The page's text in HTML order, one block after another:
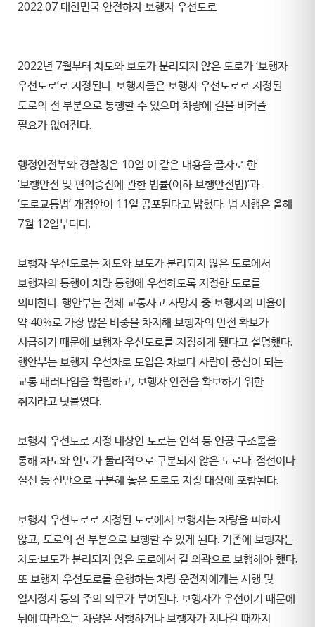
2022.07 대한민국 안전하자 보행자 우선도로
2022년 7월부터 차도와 보도가 분리되지 않은 도로가 ‘보행자
우선도로’로 지정된다. 보행자들은 보행자 우선도로로 지정된
도로의 전 부분으로 통행할 수 있으며 차량에 길을 비켜줄
필요가 없어진다.
행정안전부와 경찰청은 10일 이 같은 내용을 골자로 한
‘보행안전 및 편의증진에 관한 법률(이하 보행안전법)’과
‘도로교통법’ 개정안이 11일 공포된다고 밝혔다. 법 시행은 올해
7월 12일부터다.
보행자 우선도로는 차도와 보도가 분리되지 않은 도로에서
보행자의 통행이 차량 통행에 우선하도록 지정한 도로를
의미한다. 행안부는 전체 교통사고 사망자 중 보행자의 비율이
약 40%로 가장 많은 비중을 차지해 보행자의 안전 확보가
시급하기 때문에 보행자 우선도로를 지정하게 됐다고 설명했다.
행안부는 보행자 우선차로 도입은 차보다 사람이 중심이 되는
교통 패러다임을 확립하고, 보행자 안전을 확보하기 위한
취지라고 덧붙였다.
보행자 우선도로 지정 대상인 도로는 연석 등 인공 구조물을
통해 차도와 인도가 물리적으로 구분되지 않은 도로다. 점선이나
실선 등 선만으로 구분해 놓은 도로도 지정 대상에 포함된다.
보행자 우선도로로 지정된 도로에서 보행자는 차량을 피하지
않고, 도로의 전 부분으로 보행할 수 있게 된다. 기존에 보행자는
차도·보도가 분리되지 않은 도로에서 길 외곽으로 보행해야 했다.
또 보행자 우선도로를 운행하는 차량 운전자에게는 서행 및
일시정지 등의 주의 의무가 부여된다. 보행자가 우선이기 때문에
뒤에 따라오는 차량은 서행하거나 보행자가 지나갈 때까지